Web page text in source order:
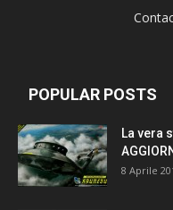
POPULAR POSTS
La vera
8 Aprile